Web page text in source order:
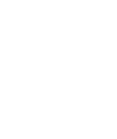
medicina nem à
o sofrimento
ou
como
via de